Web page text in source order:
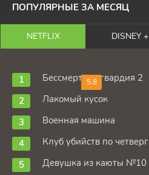
ПОПУЛЯРНЫЕ ЗА МЕСЯЦ
NETFLIX DISNEY +
5.8
Бессмертная гвардия 2
Лакомый кусок
Военная машина
Клуб убийств по
Девушка из каюты №10